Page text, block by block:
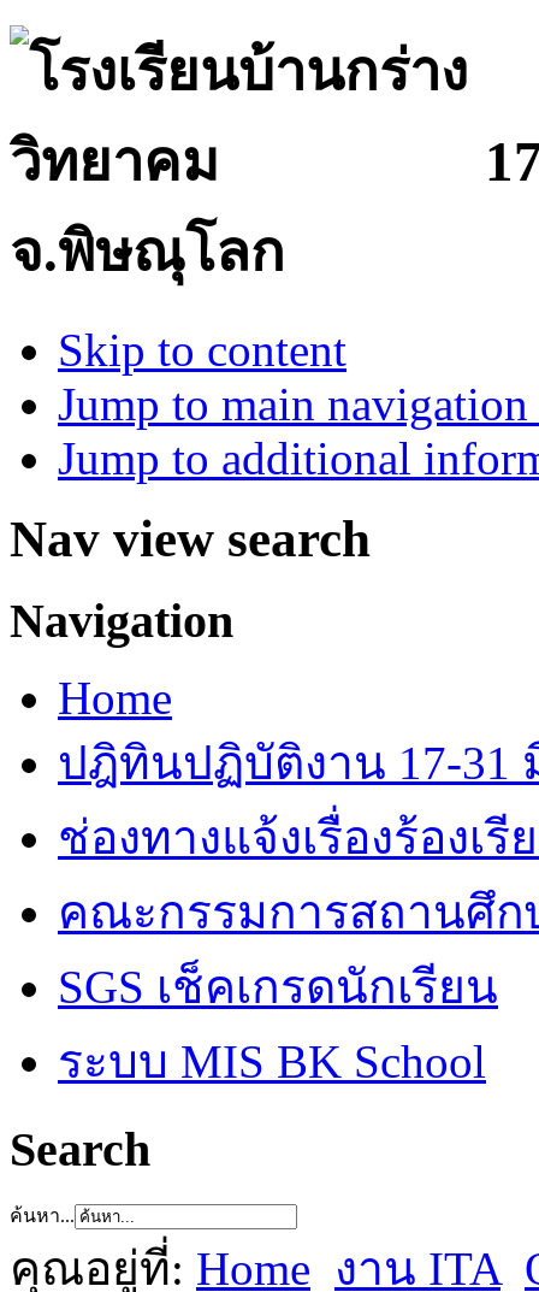
จ.พิษณุโลก
Skip to content
Jump to main
Jump to additional
Nav view search
Navigation
Home
ปฎิทินปฏิบัติงาน 17-31
ช่องทางแจ้งเรื่องร้องเ
คณะกรรมการสถานศึก
SGS เช็คเกรดนักเรียน
ระบบ MIS BK School
Search
ค้นหา...
คุณอยู่ที่: Home งาน ITA